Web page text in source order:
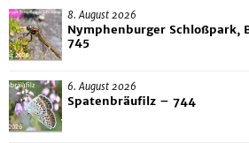
8. August 2026
Nymphenburger Schloßpark,
745
6. August 2026
Spatenbräufilz – 744